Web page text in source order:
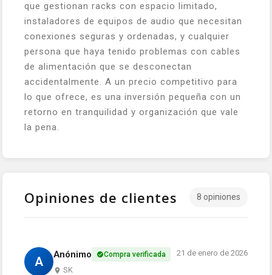
que gestionan racks con espacio limitado,
instaladores de equipos de audio que necesitan
conexiones seguras y ordenadas, y cualquier
persona que haya tenido problemas con cables
de alimentación que se desconectan
accidentalmente. A un precio competitivo para
lo que ofrece, es una inversión pequeña con un
retorno en tranquilidad y organización que vale
la pena.
Opiniones de clientes 8 opiniones
A Anónimo Compra verificada
SK
21 de enero de 2026